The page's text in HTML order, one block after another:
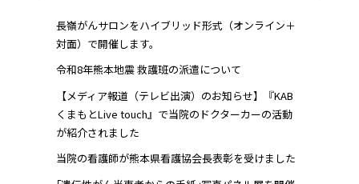
長嶺がんサロンをハイブリッド形式（オンライン＋
対面）で開催します。
令和8年熊本地震 救護班の派遣について
【メディア報道（テレビ出演）のお知らせ】『KAB
くまもとLive touch』で当院のドクターカーの活動
が紹介されました
当院の看護師が熊本県看護協会長表彰を受けました